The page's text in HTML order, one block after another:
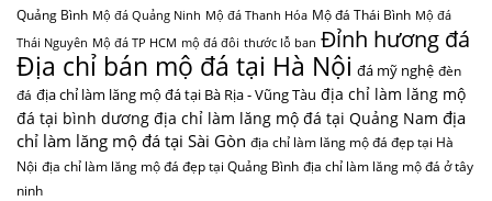
Quảng Bình Mộ đá Quảng Ninh Mộ đá Thanh Hóa Mộ đá Thái Bình Mộ đá
Thái Nguyên Mộ đá TP HCM mộ đá đôi thước lỗ ban Đỉnh hương đá
Địa chỉ bán mộ đá tại Hà Nội đá mỹ nghệ đèn
đá địa chỉ làm lăng mộ đá tại Bà Rịa - Vũng Tàu địa chỉ làm lăng mộ
đá tại bình dương địa chỉ làm lăng mộ đá tại Quảng Nam địa
chỉ làm lăng mộ đá tại Sài Gòn địa chỉ làm lăng mộ đá đẹp tại Hà
Nội địa chỉ làm lăng mộ đá đẹp tại Quảng Bình địa chỉ làm lăng mộ đá ở tây
ninh